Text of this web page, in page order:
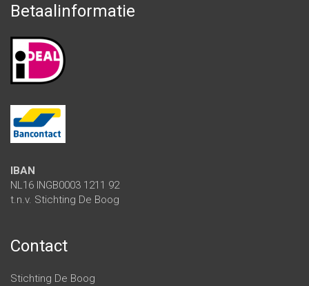
Betaalinformatie
IBAN
NL16 INGB0003 1211 92
t.n.v. Stichting De Boog
Contact
Stichting De Boog